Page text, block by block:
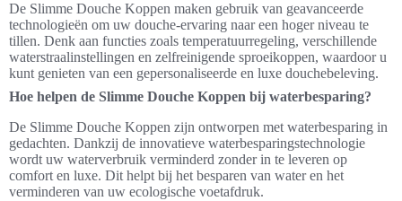
De Slimme Douche Koppen maken gebruik van geavanceerde
technologieën om uw douche-ervaring naar een hoger niveau te
tillen. Denk aan functies zoals temperatuurregeling, verschillende
waterstraalinstellingen en zelfreinigende sproeikoppen, waardoor u
kunt genieten van een gepersonaliseerde en luxe douchebeleving.
Hoe helpen de Slimme Douche Koppen bij waterbesparing?
De Slimme Douche Koppen zijn ontworpen met waterbesparing in
gedachten. Dankzij de innovatieve waterbesparingstechnologie
wordt uw waterverbruik verminderd zonder in te leveren op
comfort en luxe. Dit helpt bij het besparen van water en het
verminderen van uw ecologische voetafdruk.